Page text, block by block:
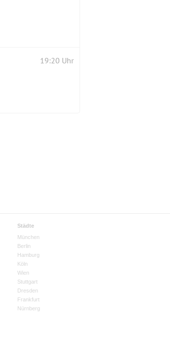
19:20 Uhr
Städte
München
Berlin
Hamburg
Köln
Wien
Stuttgart
Dresden
Frankfurt
Nürnberg